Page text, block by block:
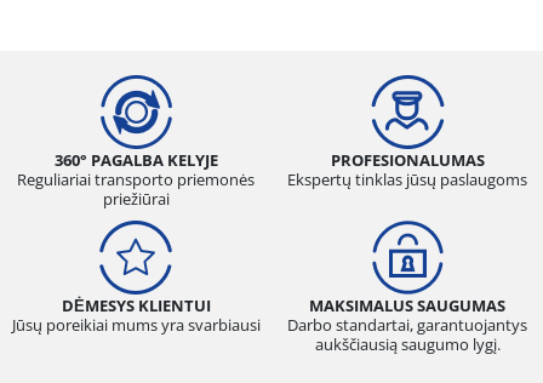
360° PAGALBA KELYJE
Reguliariai transporto priemonės
priežiūrai
PROFESIONALUMAS
Ekspertų tinklas jūsų paslaugoms
DĖMESYS KLIENTUI
Jūsų poreikiai mums yra svarbiausi
MAKSIMALUS SAUGUMAS
Darbo standartai, garantuojantys
aukščiausią saugumo lygį.